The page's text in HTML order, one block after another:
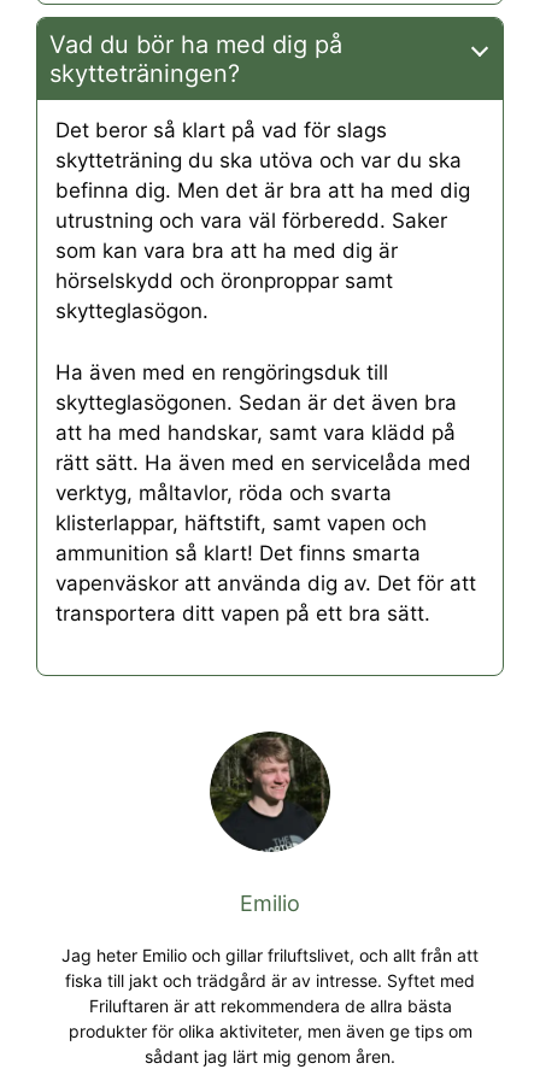
Vad du bör ha med dig på
skytteträningen?
Det beror så klart på vad för slags
skytteträning du ska utöva och var du ska
befinna dig. Men det är bra att ha med dig
utrustning och vara väl förberedd. Saker
som kan vara bra att ha med dig är
hörselskydd och öronproppar samt
skytteglasögon.
Ha även med en rengöringsduk till
skytteglasögonen. Sedan är det även bra
att ha med handskar, samt vara klädd på
rätt sätt. Ha även med en servicelåda med
verktyg, måltavlor, röda och svarta
klisterlappar, häftstift, samt vapen och
ammunition så klart! Det finns smarta
vapenväskor att använda dig av. Det för att
transportera ditt vapen på ett bra sätt.
Emilio
Jag heter Emilio och gillar friluftslivet, och allt från att
fiska till jakt och trädgård är av intresse. Syftet med
Friluftaren är att rekommendera de allra bästa
produkter för olika aktiviteter, men även ge tips om
sådant jag lärt mig genom åren.